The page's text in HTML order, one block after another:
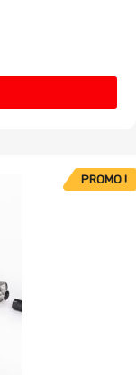
PROMO !